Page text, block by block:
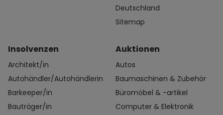
Deutschland
Sitemap
Insolvenzen
Architekt/in
Autohändler/Autohändlerin
Barkeeper/in
Bauträger/in
Auktionen
Autos
Baumaschinen & Zubehör
Büromöbel & -artikel
Computer & Elektronik